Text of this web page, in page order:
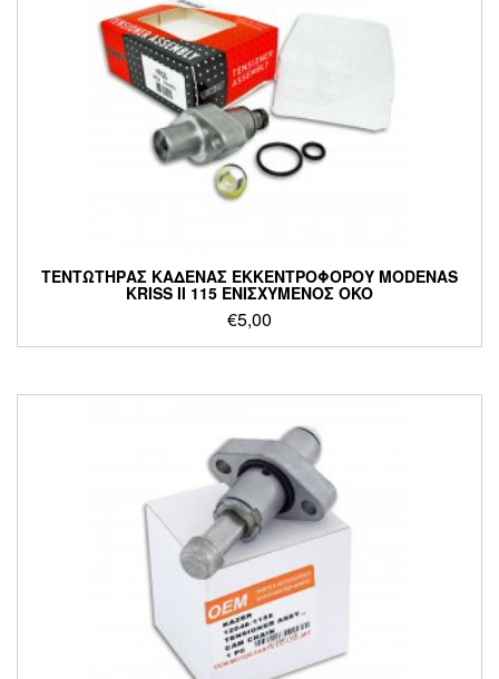
ΤΕΝΤΩΤΗΡΑΣ ΚΑΔΕΝΑΣ ΕΚΚΕΝΤΡΟΦΟΡΟΥ MODENAS
KRISS II 115 ΕΝΙΣΧΥΜΕΝΟΣ OKO
€5,00